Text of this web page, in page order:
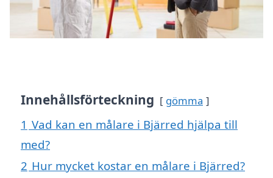
Innehållsförteckning gömma
1 Vad kan en målare i Bjärred hjälpa till
med?
2 Hur mycket kostar en målare i Bjärred?